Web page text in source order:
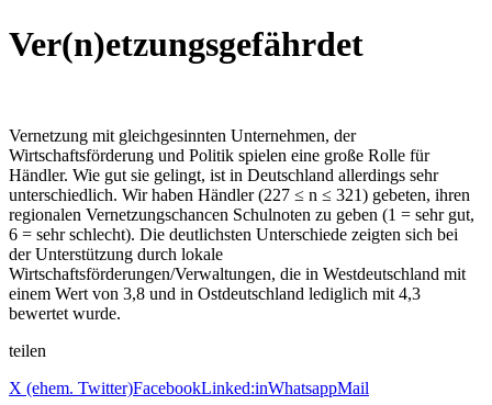
Ver(n)etzungsgefährdet
Vernetzung mit gleichgesinnten Unternehmen, der
Wirtschaftsförderung und Politik spielen eine große Rolle für
Händler. Wie gut sie gelingt, ist in Deutschland allerdings sehr
unterschiedlich. Wir haben Händler (227 ≤ n ≤ 321) gebeten, ihren
regionalen Vernetzungschancen Schulnoten zu geben (1 = sehr gut,
6 = sehr schlecht). Die deutlichsten Unterschiede zeigten sich bei
der Unterstützung durch lokale
Wirtschaftsförderungen/Verwaltungen, die in Westdeutschland mit
einem Wert von 3,8 und in Ostdeutschland lediglich mit 4,3
bewertet wurde.
teilen
X (ehem. Twitter)FacebookLinked:inWhatsappMail